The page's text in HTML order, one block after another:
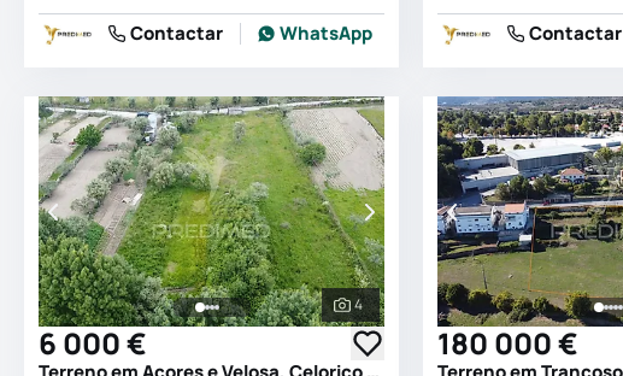
Contactar WhatsApp Contactar
Ver todas as fotografias
4
6 000 € 180 000 €